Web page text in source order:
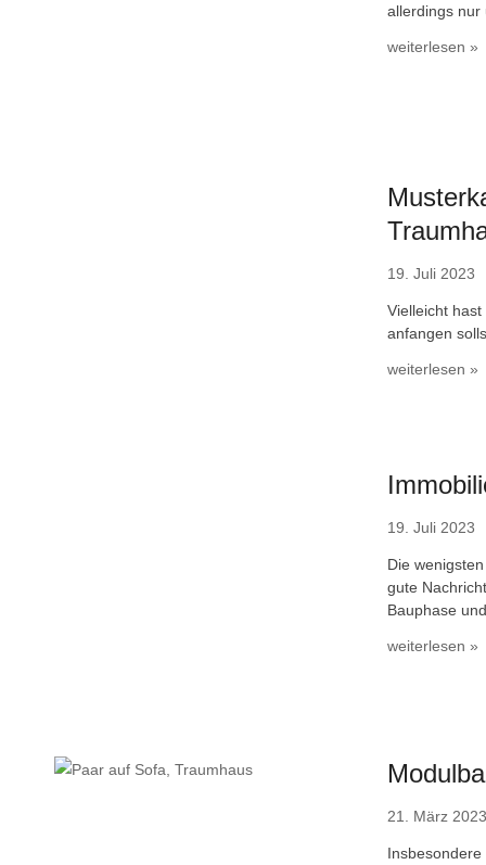
allerdings nur
weiterlesen »
19. Juli 2023
Vielleicht
anfangen
weiterlesen »
19. Juli 2023
Die
gute
Bauphase
weiterlesen »
21. März 2023